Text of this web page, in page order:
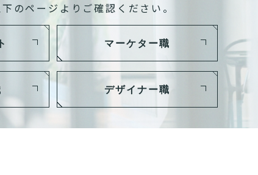
のページよりご確認ください。
マーケター職
デザイナー職